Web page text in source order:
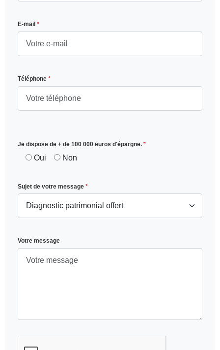
E-mail *
Téléphone *
Je dispose de + de 100 000 euros d'épargne. *
Oui Non
Sujet de votre message *
Votre message